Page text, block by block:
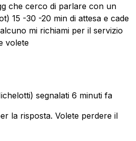
che cerco di parlare con un
15 -30 -20 min di attesa e cade
mi richiami per il servizio
volete
segnalati 6 minuti fa
la risposta. Volete perdere il